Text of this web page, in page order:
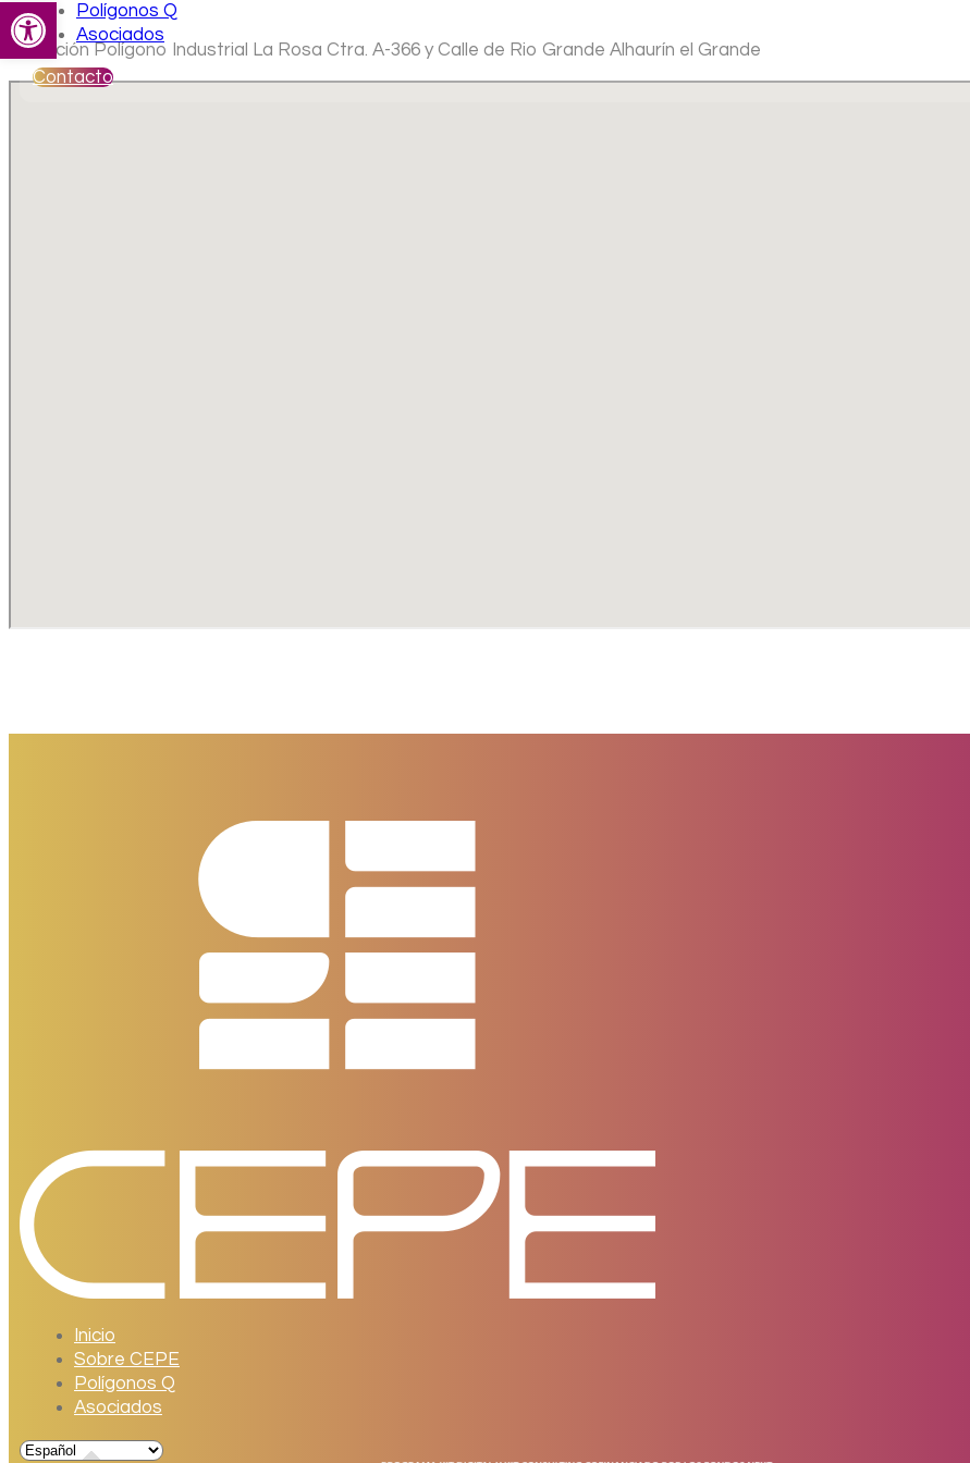
Abrir barra de herramientas
Polígonos Q
Asociados
Contacto
Ubicación Polígono Industrial La Rosa Ctra. A-366 y Calle de Rio Grande Alhaurín el Grande
Inicio
Sobre CEPE
Polígonos Q
Asociados